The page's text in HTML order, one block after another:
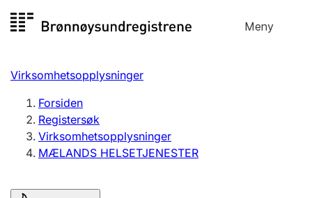
til
Meny
Registersøk
Aksjeselskap
Enkeltpersonforetak
Registrere, endre, slette
Virksomhetsopplysninger
Forsiden
Registersøk
Virksomhetsopplysninger
MÆLANDS HELSETJENESTER